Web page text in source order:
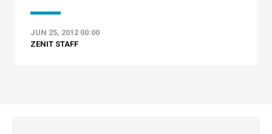
JUN 25, 2012 00:00
ZENIT STAFF